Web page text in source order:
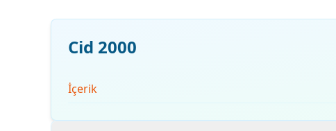
Cid 2000
İçerik